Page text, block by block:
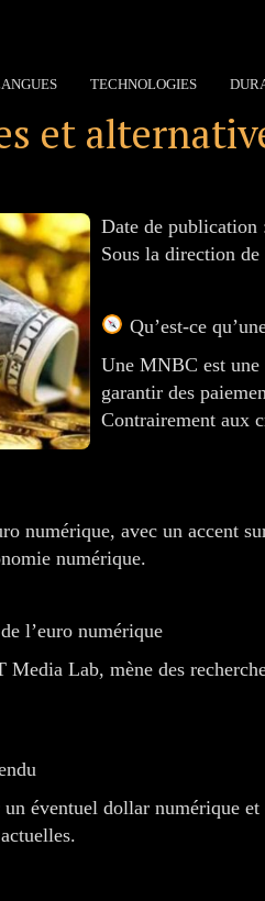
TECHNOLOGIES
et
Date de publication
Sous la direction
Qu’est-ce
Une MNBC est une
garantir des
Contrairement aux
numérique, avec un accent
numérique.
l’euro numérique
Lab, mène des
éventuel dollar numérique